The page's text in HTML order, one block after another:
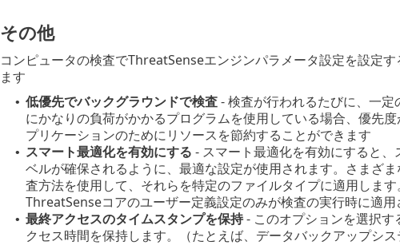
その他
コンピュータの検査でThreatSenseエンジンパラメータ設定を設定す
ます
• 低優先でバックグラウンドで検査- 検査が行われるたびに、一定
にかなりの負荷がかかるプログラムを使用している場合、優先
プリケーションのためにリソースを節約することができます
• スマート最適化を有効にする - スマート最適化を有効にすると
ベルが確保されるように、最適な設定が使用されます。さまざ
査方法を使用して、それらを特定のファイルタイプに適用しま
ThreatSenseコアのユーザー定義設定のみが検査の実行時に適用
• 最終アクセスのタイムスタンプを保持- このオプションを選択す
クセス時間を保持します。（たとえば、データバックアップシス